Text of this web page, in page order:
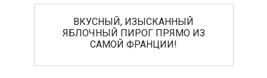
ВКУСНЫЙ, ИЗЫСКАННЫЙ
ЯБЛОЧНЫЙ ПИРОГ ПРЯМО ИЗ
САМОЙ ФРАНЦИИ!